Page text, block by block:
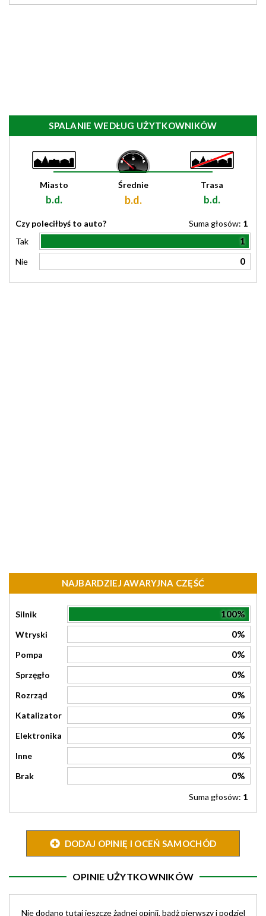
SPALANIE WEDŁUG UŻYTKOWNIKÓW
Miasto
b.d.
Średnie
b.d.
Trasa
b.d.
Czy poleciłbyś to auto? Suma głosów: 1
Tak
1
Nie 0
NAJBARDZIEJ AWARYJNA CZĘŚĆ
Silnik 100%
Wtryski 0%
Pompa 0%
Sprzęgło 0%
Rozrząd 0%
Katalizator 0%
Elektronika 0%
Inne 0%
Brak 0%
Suma głosów: 1
DODAJ OPINIĘ I OCEŃ SAMOCHÓD
OPINIE UŻYTKOWNIKÓW
Nie dodano tutaj jeszcze żadnej opinii, bądż pierwszy i podziel